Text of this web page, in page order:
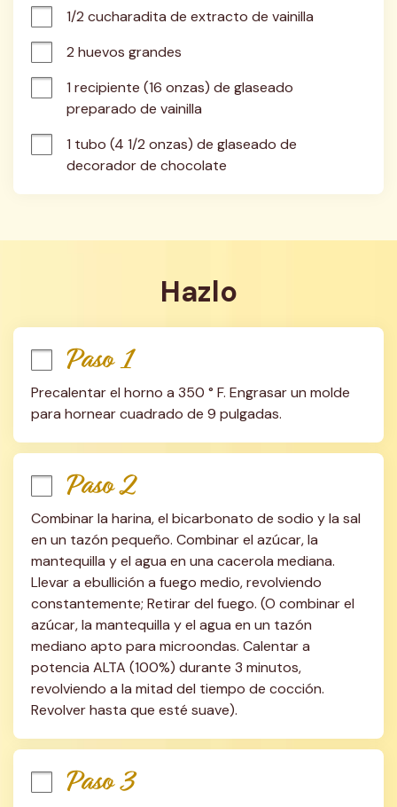
1/2 cucharadita de extracto de vainilla
2 huevos grandes
1 recipiente (16 onzas) de glaseado
preparado de vainilla
1 tubo (4 1/2 onzas) de glaseado de
decorador de chocolate
Hazlo
Paso 1
Precalentar el horno a 350 ° F. Engrasar un molde
para hornear cuadrado de 9 pulgadas.
Paso 2
Combinar la harina, el bicarbonato de sodio y la sal
en un tazón pequeño. Combinar el azúcar, la
mantequilla y el agua en una cacerola mediana.
Llevar a ebullición a fuego medio, revolviendo
constantemente; Retirar del fuego. (O combinar el
azúcar, la mantequilla y el agua en un tazón
mediano apto para microondas. Calentar a
potencia ALTA (100%) durante 3 minutos,
revolviendo a la mitad del tiempo de cocción.
Revolver hasta que esté suave).
Paso 3